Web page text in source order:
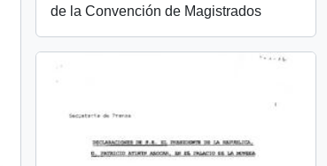
de la Convención de Magistrados